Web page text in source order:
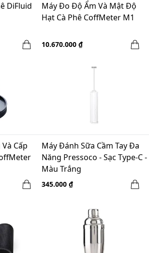
DiFluid
Máy Đo Độ Ẩm Và Mật Độ
Hạt Cà Phê CoffMeter M1
10.670.000 ₫
Cấp
Máy Đánh Sữa Cầm Tay Đa
Năng Pressoco - Sạc Type-C -
Màu Trắng
345.000 ₫